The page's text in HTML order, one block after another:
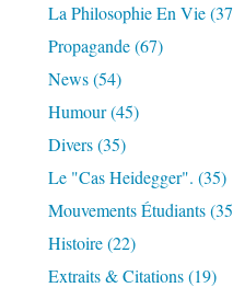
La Philosophie En Vie
Propagande(67)
News(54)
Humour(45)
Divers(35)
Le "cas Heidegger". (35)
Mouvements Étudiants
Histoire(22)
Extraits & Citations(19)